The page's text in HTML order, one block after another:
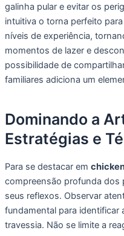
galinha pular e evitar os
intuitiva o torna perfeito
níveis de experiência,
momentos de lazer e
possibilidade de
familiares adiciona um
Dominando a
Estratégias e
Para se destacar em
compreensão profunda dos
seus reflexos. Observar
fundamental para identificar
travessia. Não se limite a